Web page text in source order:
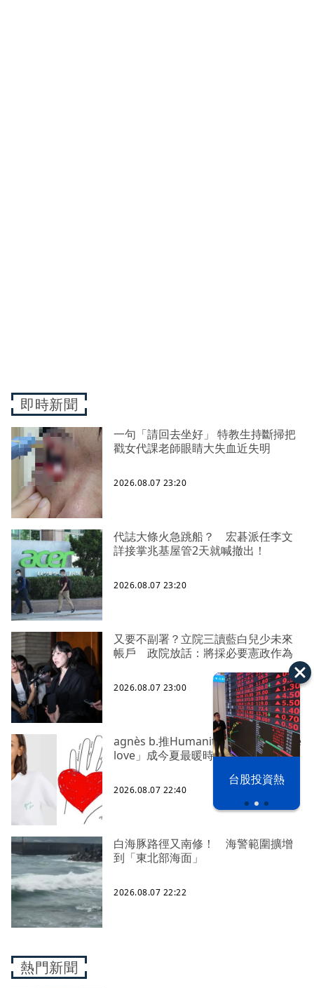
台股投資熱
即時新聞
一句「請回去坐好」 特教生持斷掃把
戳女代課老師眼睛大失血近失明
2026.08.07 23:20
代誌大條火急跳船？ 宏碁派任李文
詳接掌兆基屋管2天就喊撤出！
2026.08.07 23:20
又要不副署？立院三讀藍白兒少未來
帳戶 政院放話：將採必要憲政作為
2026.08.07 23:00
agnès b.推Humanitarian系列 「give
love」成今夏最暖時尚宣言
2026.08.07 22:40
白海豚路徑又南修！ 海警範圍擴增
到「東北部海面」
2026.08.07 22:22
熱門新聞